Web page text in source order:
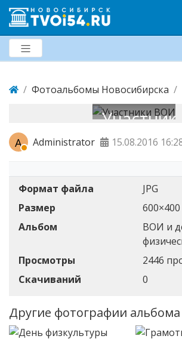
Фотоальбомы Новосибирска
Участники
ВОИ
A Administrator 15.08.2016
Формат файла
JPG
Размер
600×400
Альбом
ВОИ и
Просмотры
2446
Скачиваний
0
Другие фотографии альбома